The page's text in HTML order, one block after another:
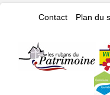
Contact Plan du